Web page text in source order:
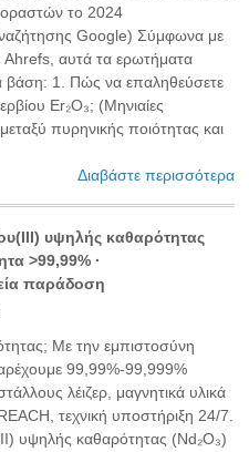
το 2024
Google) Σύμφωνα με
Ahrefs, αυτά τα ερωτήματα
βάση: 1. Πώς να επαληθεύσετε
Er₂O₃; (Μηνιαίες
πυρηνικής ποιότητας και
Διαβάστε περισσότερα
υψηλής καθαρότητας
>99,99% ·
παράδοση
Με την εμπιστοσύνη
99,99%-99,999%
λέιζερ, μαγνητικά υλικά
τεχνική υποστήριξη 24/7.
υψηλής καθαρότητας (Nd₂O₃)